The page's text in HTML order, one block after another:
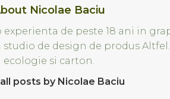
Nicolae Baciu
experienta de peste 18 ani in
studio de design de produs
ecologie si carton.
posts by Nicolae Baciu